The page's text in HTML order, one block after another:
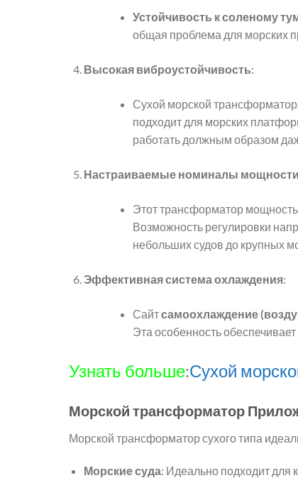
Устойчивость к соленому
общая проблема для морских
Высокая виброустойчивость:
Сухой морской
подходит для морских
работать должным образом
Настраиваемые номиналы
Этот трансформатор
Возможность регулировки
небольших судов до крупных
Эффективная система охлаждения:
Сайтсамоохлаждение
Эта особенность
Узнать больше:Сухой
Морской трансформатор
Морской трансформатор сухого типа
Морские суда: Идеально подходит для